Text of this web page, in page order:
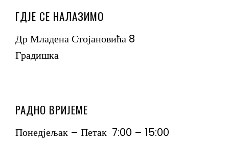
ГДЈЕ СЕ НАЛАЗИМО
Др Младена Стојановића 8
Градишка
РАДНО ВРИЈЕМЕ
Понедјељак – Петак 7:00 – 15:00